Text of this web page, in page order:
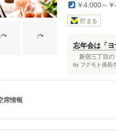
￥4,000～
貯まる
忘年会は「
新宿三丁目の
by フクモト係長
席情報